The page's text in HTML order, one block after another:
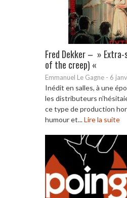
Fred Dekker – » Extra-
of the creep) «
Emmanuel Le Gagne - 6
Inédit en salles, à une
les distributeurs
ce type de production
humour et...Lire la suite